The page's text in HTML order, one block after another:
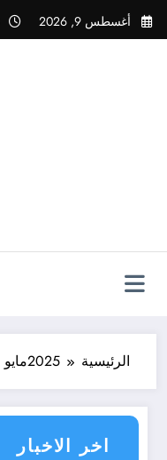
التجاوز
إلى
أغسطس 9, 2026
الرئيسية 2025مايو
اخر الاخبار
على محتوى صفحة شخص اغلق ملفه
du monde